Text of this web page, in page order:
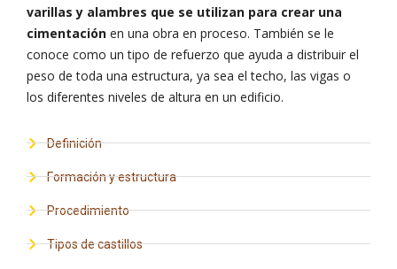
varillas y alambres que se utilizan para crear una
cimentación en una obra en proceso. También se le
conoce como un tipo de refuerzo que ayuda a distribuir el
peso de toda una estructura, ya sea el techo, las vigas o
los diferentes niveles de altura en un edificio.
Definición
Formación y estructura
Procedimiento
Tipos de castillos